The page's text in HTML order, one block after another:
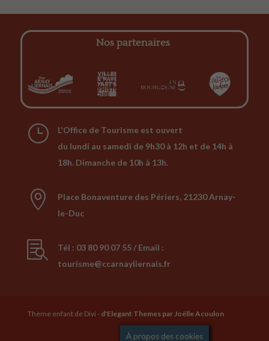
Nos partenaires
}
L'Office de Tourisme est ouvert
du lundi au samedi de 9h30 à 12h et de 14h à
18h. Dimanche de 10h à 13h.

Place Bonaventure des Périers, 21230 Arnay-
le-Duc

Tél : 03 80 90 07 55 / Email :
tourisme@ccarnayliernais.fr
Thème enfant de Divi - d'Elegant Themes par Joëlle Acoulon
À propos des cookies